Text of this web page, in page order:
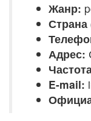
Жанр:
Страна
Адрес:
E-mail: